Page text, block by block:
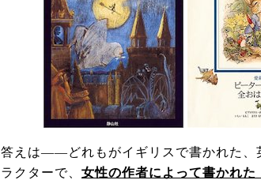
答えは——どれもがイギリスで書かれた、
ラクターで、 女性の作者によって書かれた